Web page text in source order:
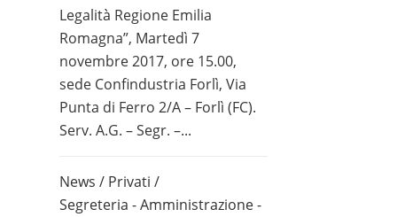
Legalità Regione Emilia
Romagna”, Martedì 7
novembre 2017, ore 15.00,
sede Confindustria Forlì, Via
Punta di Ferro 2/A – Forlì (FC).
Serv. A.G. – Segr. –...
News / Privati /
Segreteria - Amministrazione -